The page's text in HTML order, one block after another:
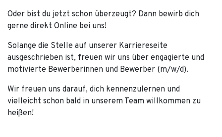
Oder bist du jetzt schon überzeugt? Dann bewirb dich
gerne direkt Online bei uns!
Solange die Stelle auf unserer Karriereseite
ausgeschrieben ist, freuen wir uns über engagierte und
motivierte Bewerberinnen und Bewerber (m/w/d).
Wir freuen uns darauf, dich kennenzulernen und
vielleicht schon bald in unserem Team willkommen zu
heißen!